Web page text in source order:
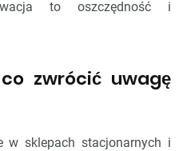
to oszczędność i
zwrócić uwagę
w sklepach stacjonarnych i